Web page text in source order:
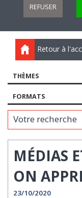
REFUSER
Retour à
THÈMES
FORMATS
Votre recherche
MÉDIAS
ON
23/10/2020